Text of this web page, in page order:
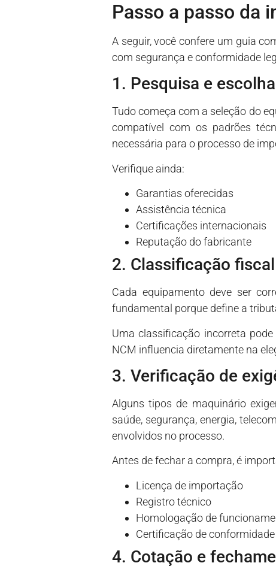
Passo a passo da
A seguir, você confere um guia
com segurança e conformidade
1. Pesquisa e
Tudo começa com a seleção do
compatível com os padrões
necessária para o processo de
Verifique ainda:
Garantias oferecidas
Assistência técnica
Certificações internacionais
Reputação do fabricante
2. Classificação
Cada equipamento deve ser
fundamental porque define a
Uma classificação incorreta
NCM influencia diretamente na
3. Verificação de
Alguns tipos de maquinário
saúde, segurança, energia,
envolvidos no processo.
Antes de fechar a compra, é
Licença de importação
Registro técnico
Homologação de
Certificação de conformidade
4. Cotação e